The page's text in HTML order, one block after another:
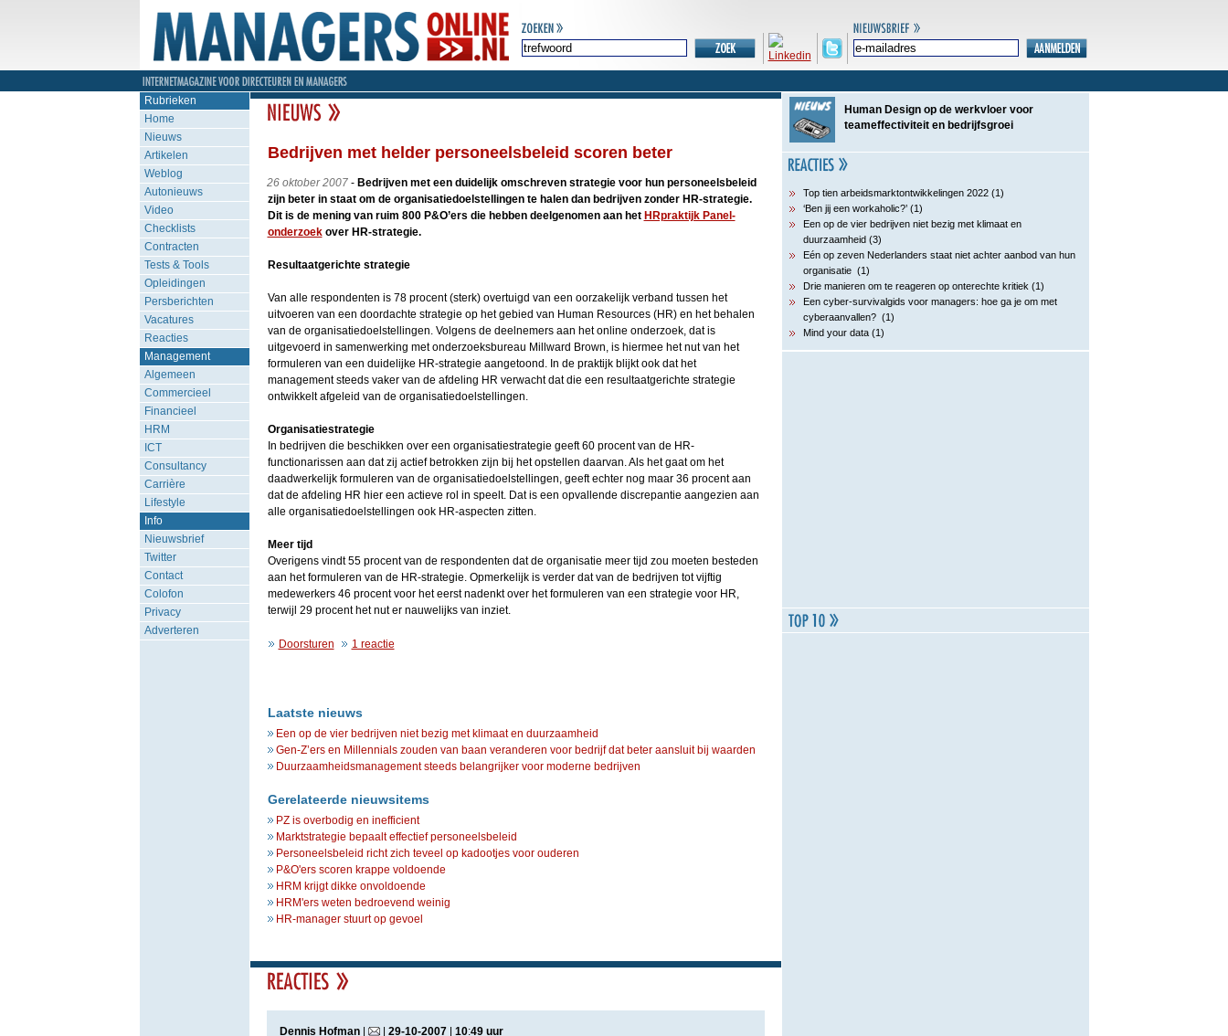
Rubrieken
Home
Nieuws
Artikelen
Weblog
Autonieuws
Video
Checklists
Contracten
Tests & Tools
Opleidingen
Persberichten
Vacatures
Reacties
Management
Algemeen
Commercieel
Financieel
HRM
ICT
Consultancy
Carrière
Lifestyle
Info
Nieuwsbrief
Twitter
Contact
Colofon
Privacy
Adverteren
Bedrijven met helder personeelsbeleid scoren beter
26 oktober 2007- Bedrijven met een duidelijk omschreven strategie voor hun personeelsbeleid
zijn beter in staat om de organisatiedoelstellingen te halen dan bedrijven zonder HR-strategie.
Dit is de mening van ruim 800 P&O’ers die hebben deelgenomen aan het HRpraktijk Panel-
onderzoekover HR-strategie.
Resultaatgerichte strategie
Van alle respondenten is 78 procent (sterk) overtuigd van een oorzakelijk verband tussen het
uitvoeren van een doordachte strategie op het gebied van Human Resources (HR) en het behalen
van de organisatiedoelstellingen. Volgens de deelnemers aan het online onderzoek, dat is
uitgevoerd in samenwerking met onderzoeksbureau Millward Brown, is hiermee het nut van het
formuleren van een duidelijke HR-strategie aangetoond. In de praktijk blijkt ook dat het
management steeds vaker van de afdeling HR verwacht dat die een resultaatgerichte strategie
ontwikkelt afgeleid van de organisatiedoelstellingen.
Organisatiestrategie
In bedrijven die beschikken over een organisatiestrategie geeft 60 procent van de HR-
functionarissen aan dat zij actief betrokken zijn bij het opstellen daarvan. Als het gaat om het
daadwerkelijk formuleren van de organisatiedoelstellingen, geeft echter nog maar 36 procent aan
dat de afdeling HR hier een actieve rol in speelt. Dat is een opvallende discrepantie aangezien aan
alle organisatiedoelstellingen ook HR-aspecten zitten.
Meer tijd
Overigens vindt 55 procent van de respondenten dat de organisatie meer tijd zou moeten besteden
aan het formuleren van de HR-strategie. Opmerkelijk is verder dat van de bedrijven tot vijftig
medewerkers 46 procent voor het eerst nadenkt over het formuleren van een strategie voor HR,
terwijl 29 procent het nut er nauwelijks van inziet.
Doorsturen 1 reactie
Laatste nieuws
Een op de vier bedrijven niet bezig met klimaat en duurzaamheid
Gen-Z’ers en Millennials zouden van baan veranderen voor bedrijf dat beter aansluit bij waarden
Duurzaamheidsmanagement steeds belangrijker voor moderne bedrijven
Gerelateerde nieuwsitems
PZ is overbodig en inefficient
Marktstrategie bepaalt effectief personeelsbeleid
Personeelsbeleid richt zich teveel op kadootjes voor ouderen
P&O'ers scoren krappe voldoende
HRM krijgt dikke onvoldoende
HRM'ers weten bedroevend weinig
HR-manager stuurt op gevoel
Dennis Hofman| | 29-10-2007| 10:49 uur
Human Design op de werkvloer voor
teameffectiviteit en bedrijfsgroei
Top tien arbeidsmarktontwikkelingen 2022 (1)
‘Ben jij een workaholic?’ (1)
Een op de vier bedrijven niet bezig met klimaat en
duurzaamheid (3)
Eén op zeven Nederlanders staat niet achter aanbod van hun
organisatie (1)
Drie manieren om te reageren op onterechte kritiek (1)
Een cyber-survivalgids voor managers: hoe ga je om met
cyberaanvallen? (1)
Mind your data (1)